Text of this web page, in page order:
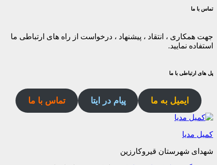
تماس با ما
جهت همکاری ، انتقاد ، پیشنهاد ، درخواست از راه های ارتباطی ما
استفاده نمایید.
پل های ارتباطی با ما
ایمیل به ما پیام در ایتا تماس با ما
کمیل مدیا
شهدای شهرستان قیروکارزین